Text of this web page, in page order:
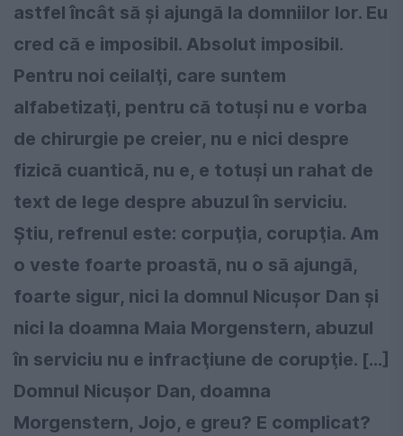
astfel încât să şi ajungă la domniilor lor. Eu
cred că e imposibil. Absolut imposibil.
Pentru noi ceilalţi, care suntem
alfabetizaţi, pentru că totuşi nu e vorba
de chirurgie pe creier, nu e nici despre
fizică cuantică, nu e, e totuşi un rahat de
text de lege despre abuzul în serviciu.
Ştiu, refrenul este: corpuţia, corupţia. Am
o veste foarte proastă, nu o să ajungă,
foarte sigur, nici la domnul Nicuşor Dan şi
nici la doamna Maia Morgenstern, abuzul
în serviciu nu e infracţiune de corupţie. [...]
Domnul Nicuşor Dan, doamna
Morgenstern, Jojo, e greu? E complicat?